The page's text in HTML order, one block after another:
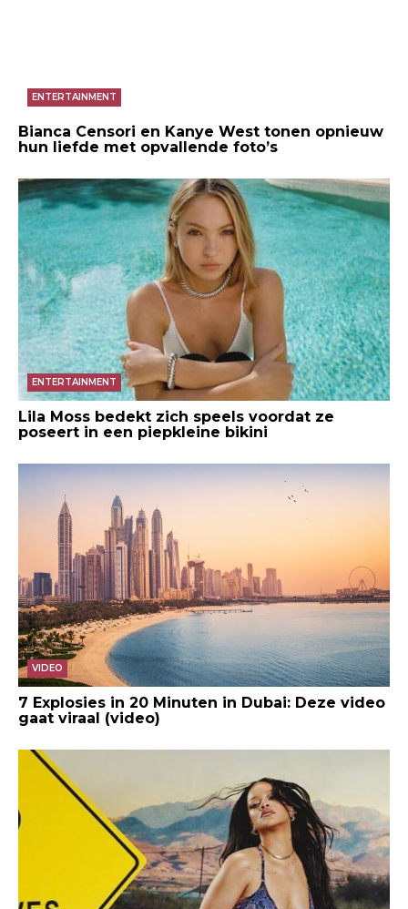
ENTERTAINMENT
Bianca Censori en Kanye West tonen opnieuw
hun liefde met opvallende foto’s
ENTERTAINMENT
Lila Moss bedekt zich speels voordat ze
poseert in een piepkleine bikini
VIDEO
7 Explosies in 20 Minuten in Dubai: Deze video
gaat viraal (video)